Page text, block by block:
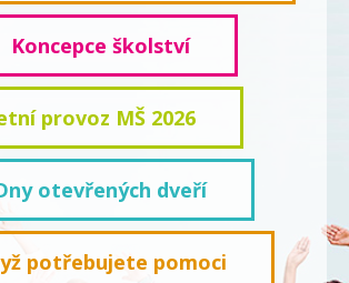
Koncepce školství
provoz MŠ 2026
otevřených dveří
potřebujete pomoci